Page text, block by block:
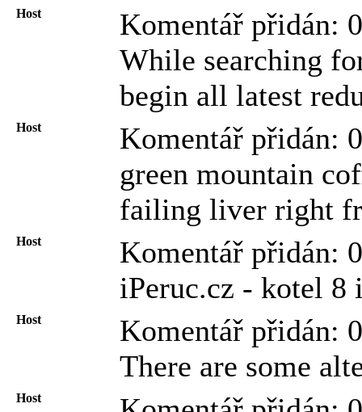
Host
Komentář přidán:
While searching
begin all latest
Host
Komentář přidán:
green mountain
failing liver right
Host
Komentář přidán:
iPeruc.cz - kotel 8
Host
Komentář přidán:
There are some
Host